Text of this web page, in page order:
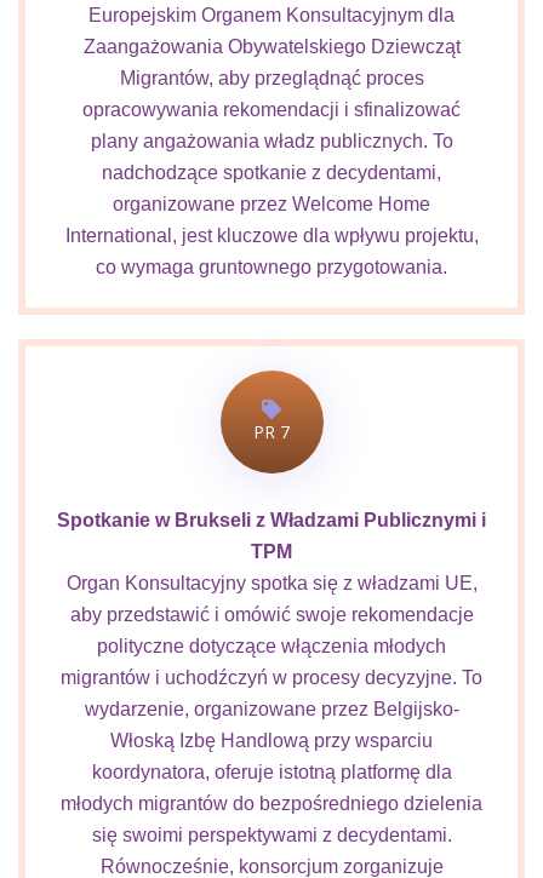
Europejskim Organem Konsultacyjnym dla
Zaangażowania Obywatelskiego Dziewcząt
Migrantów, aby przeglądnąć proces
opracowywania rekomendacji i sfinalizować
plany angażowania władz publicznych. To
nadchodzące spotkanie z decydentami,
organizowane przez Welcome Home
International, jest kluczowe dla wpływu projektu,
co wymaga gruntownego przygotowania.
PR 7
Spotkanie w Brukseli z Władzami Publicznymi i
TPM
Organ Konsultacyjny spotka się z władzami UE,
aby przedstawić i omówić swoje rekomendacje
polityczne dotyczące włączenia młodych
migrantów i uchodźczyń w procesy decyzyjne. To
wydarzenie, organizowane przez Belgijsko-
Włoską Izbę Handlową przy wsparciu
koordynatora, oferuje istotną platformę dla
młodych migrantów do bezpośredniego dzielenia
się swoimi perspektywami z decydentami.
Równocześnie, konsorcjum zorganizuje